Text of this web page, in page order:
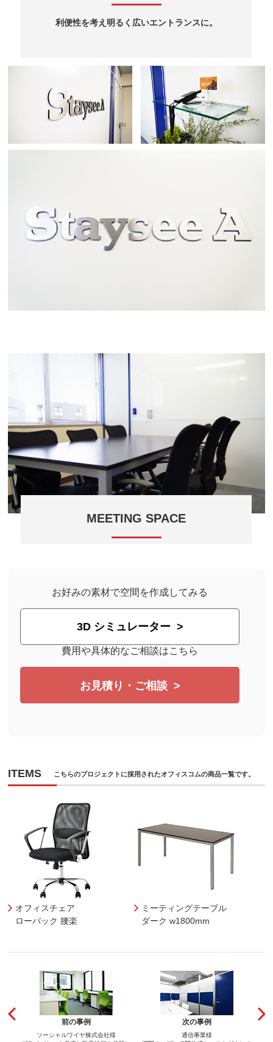
利便性を考え明るく広いエントランスに。
MEETING SPACE
お好みの素材で空間を作成してみる
3D シミュレーター
費用や具体的なご相談はこちら
お見積り・ご相談
ITEMS こちらのプロジェクトに採用されたオフィスコムの商品一覧です。
オフィスチェア
ローバック 腰楽
ミーティングテーブル
ダーク w1800mm
前の事例
ソーシャルワイヤ株式会社様
次の事例
通信事業様